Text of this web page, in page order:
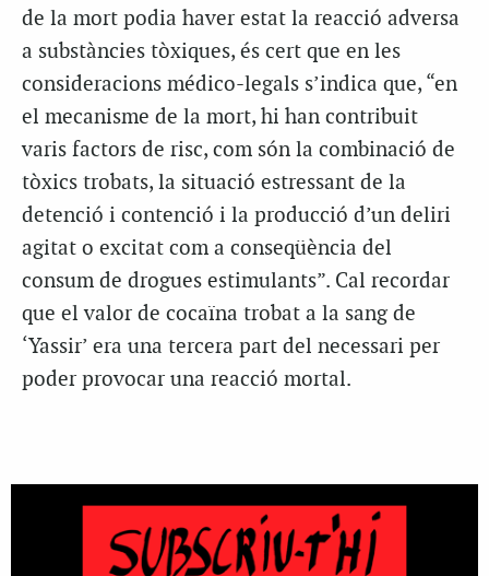
de la mort podia haver estat la reacció adversa
a substàncies tòxiques, és cert que en les
consideracions médico-legals s’indica que, “en
el mecanisme de la mort, hi han contribuit
varis factors de risc, com són la combinació de
tòxics trobats, la situació estressant de la
detenció i contenció i la producció d’un deliri
agitat o excitat com a conseqüència del
consum de drogues estimulants”. Cal recordar
que el valor de cocaïna trobat a la sang de
‘Yassir’ era una tercera part del necessari per
poder provocar una reacció mortal.